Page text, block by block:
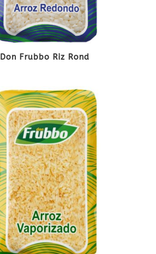
Don Frubbo Riz Rond